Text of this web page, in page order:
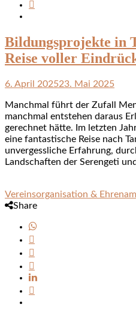
Bildungsprojekte in
Reise voller
6. April 202523. Mai 2025
Manchmal führt der Zufall
manchmal entstehen daraus
gerechnet hätte. Im letzten
eine fantastische Reise nach
unvergessliche Erfahrung,
Landschaften der Serengeti
Vereinsorganisation &
Share